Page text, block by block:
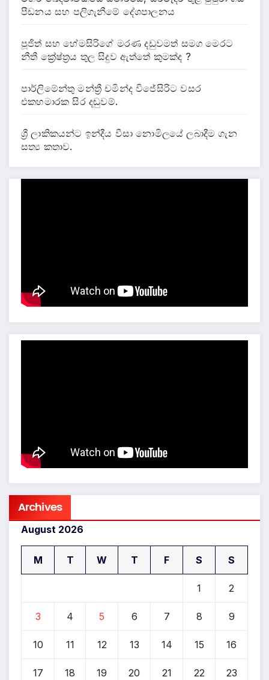
පීඩනය සහ පලිගැනීමේ දේශපාලනය
පූජිත් සහ හේමසිරිගේ මරණ දඩුවමත් සමග මෙරට
නීතී ක්‍රේෂ්ත්‍රය තුල සිදුව ඇත්තේ කුමක්ද ?
පාර්ලිමේන්තු මන්ත්‍රී චමින්ද විජේසිරිට වසර
එකහමාරක සිර දඬුවම්.
ශ්‍රී ලාකිකයන්ට ඉන්දීය වීසා නොමිලයේ ලබාදීම ගැන
සත්‍ය කතාව.
Archives
August 2026
M T W T F S S
1 2
3 4 5 6 7 8 9
10 11 12 13 14 15 16
17 18 19 20 21 22 23